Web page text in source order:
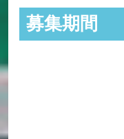
募集期間